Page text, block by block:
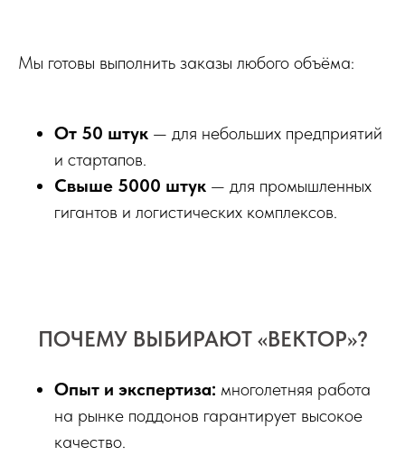
Мы готовы выполнить заказы любого объёма:
От 50 штук — для небольших предприятий
и стартапов.
Свыше 5000 штук — для промышленных
гигантов и логистических комплексов.
ПОЧЕМУ ВЫБИРАЮТ «ВЕКТОР»?
Опыт и экспертиза: многолетняя работа
на рынке поддонов гарантирует высокое
качество.